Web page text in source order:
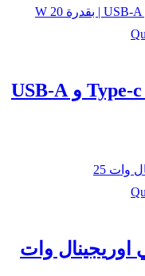
شاحن جداري بمنفذين Type-c و USB-A
وات